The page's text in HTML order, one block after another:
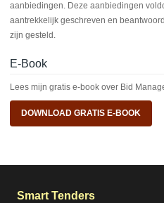
aanbiedingen. Deze aanbiedingen
aantrekkelijk geschreven en
zijn gesteld.
E-Book
Lees mijn gratis e-book over Bid
DOWNLOAD GRATIS E-BOOK
Smart Tenders